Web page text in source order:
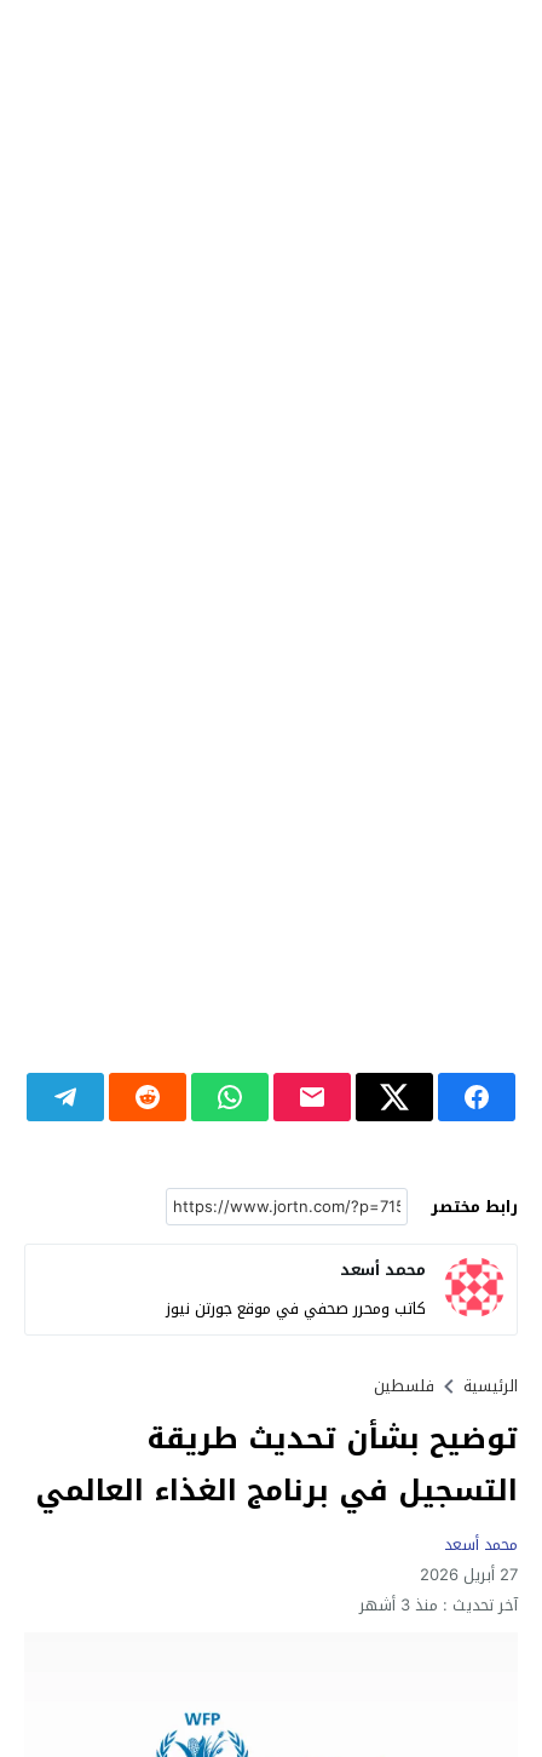
رابط مختصر
محمد أسعد
كاتب ومحرر صحفي في موقع جورتن نيوز
الرئيسية فلسطين
توضيح بشأن تحديث طريقة
التسجيل في برنامج الغذاء العالمي
محمد أسعد
27 أبريل 2026
آخر تحديث : منذ 3 أشهر